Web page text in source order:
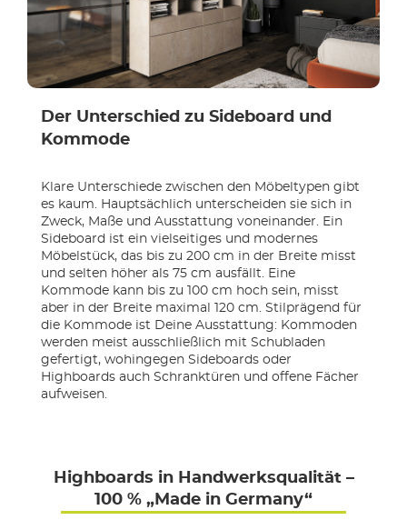
Der Unterschied zu Sideboard und
Kommode
Klare Unterschiede zwischen den Möbeltypen gibt
es kaum. Hauptsächlich unterscheiden sie sich in
Zweck, Maße und Ausstattung voneinander. Ein
Sideboard ist ein vielseitiges und modernes
Möbelstück, das bis zu 200 cm in der Breite misst
und selten höher als 75 cm ausfällt. Eine
Kommode kann bis zu 100 cm hoch sein, misst
aber in der Breite maximal 120 cm. Stilprägend für
die Kommode ist Deine Ausstattung: Kommoden
werden meist ausschließlich mit Schubladen
gefertigt, wohingegen Sideboards oder
Highboards auch Schranktüren und offene Fächer
aufweisen.
Highboards in Handwerksqualität –
100 % „Made in Germany“